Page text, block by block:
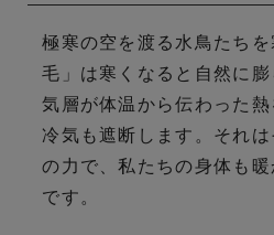
極寒の空を渡る水鳥たち
毛」は寒くなると自然に膨
気層が体温から伝わった
冷気も遮断します。 それ
の力で、私たちの身体も
です。